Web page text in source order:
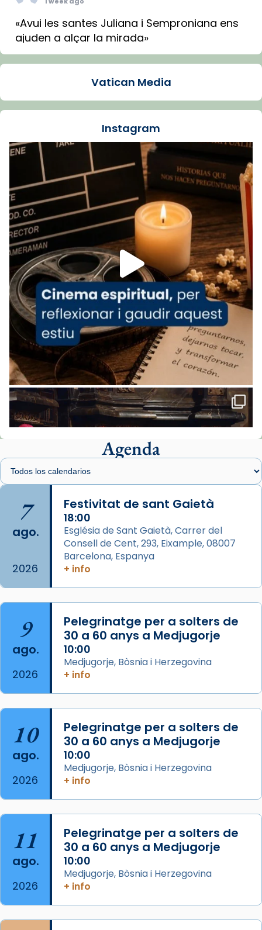
«Avui les santes Juliana i Semproniana ens
ajuden a alçar la mirada»
Mons. Sergi Gordo, bisbe de Tortosa, ha
Santes de Mataró.
🔗tinyurl.com/cvu5jmbk
Foto
View on Facebook Share
Arquebisbat de Barcelonais at Catedral
de Barcelona.
1 week ago
Aquest dilluns, 27 de juliol, ha tingut lloc la
missa d’acció de gràcies en agraïment al
comitè organitzador de la visita apostòlica
del Sant Pare Lleó XIV a Barcelona, i als
col·laboradors, a la Catedral de Barcelona.
L’arquebisbe de Barcelona, el cardenal Joan
Josep Omella, ha presidit la missa i l’ha
concelebrat el bisbe auxiliar de Barcelona,
Mons. David Abadías.
📸 Dr. G. Simón
Foto
View on Facebook Share
Arquebisbat de Barcelona
1 week ago
Memòria de les santes Juliana i
Semproniana, verges i màrtirs.
Acompanyant la història de sant Cugat, a
partir de l’Edat Mitjana sorgeix la tradició
que les santes Juliana (“relatiu a Júlia”) i
Semproniana (“relatiu a Semprònia =
eterna”) són deixebles seves. I l’any 1667, el
frare Joan Gaspar Roig, afirma en una obra
que les santes són filles de l’antiga Iluro.
Mataró en reivindicarà les relíq
...Ver más
Foto
View on Facebook
Jaume, fill de Zebedeu, és juntament amb el
seu germà Joan i Pere un dels que
acompanyava més de prop Jesús.
Segons el llibre dels Fets (12,2) fou el primer
apòstol màrtir, decapitat a Jerusalem per
Herodes Agripa (vers l'any 44).
Patró de Galícia, després de les invasions
musulmanes fou venerat com a patró dels
Regnes castellans i més tard de tota
Espanya.
Vatican Media
Instagram
Agenda
7
ago.
2026
Festivitat de sant Gaietà
18:00
Església de Sant Gaietà, Carrer del
Consell de Cent, 293, Eixample, 08007
Barcelona, Espanya
+ info
9
ago.
2026
Pelegrinatge per a solters de
30 a 60 anys a Medjugorje
10:00
Medjugorje, Bòsnia i Herzegovina
+ info
10
ago.
2026
Pelegrinatge per a solters de
30 a 60 anys a Medjugorje
10:00
Medjugorje, Bòsnia i Herzegovina
+ info
11
ago.
2026
Pelegrinatge per a solters de
30 a 60 anys a Medjugorje
10:00
Medjugorje, Bòsnia i Herzegovina
+ info